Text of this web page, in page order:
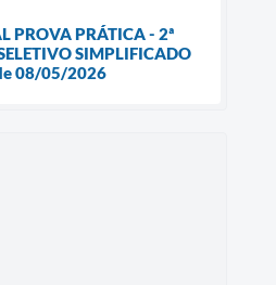
PROVA PRÁTICA - 2ª
SIMPLIFICADO
08/05/2026